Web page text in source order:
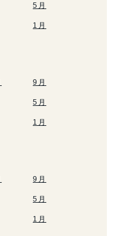
5月
1月
9月
5月
1月
9月
5月
1月